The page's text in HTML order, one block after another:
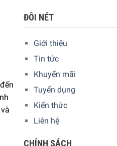
ĐÔI NÉT
Giới thiệu
Tin tức
Khuyến mãi
Tuyển dụng
Kiến thức
Liên hệ
CHÍNH SÁCH